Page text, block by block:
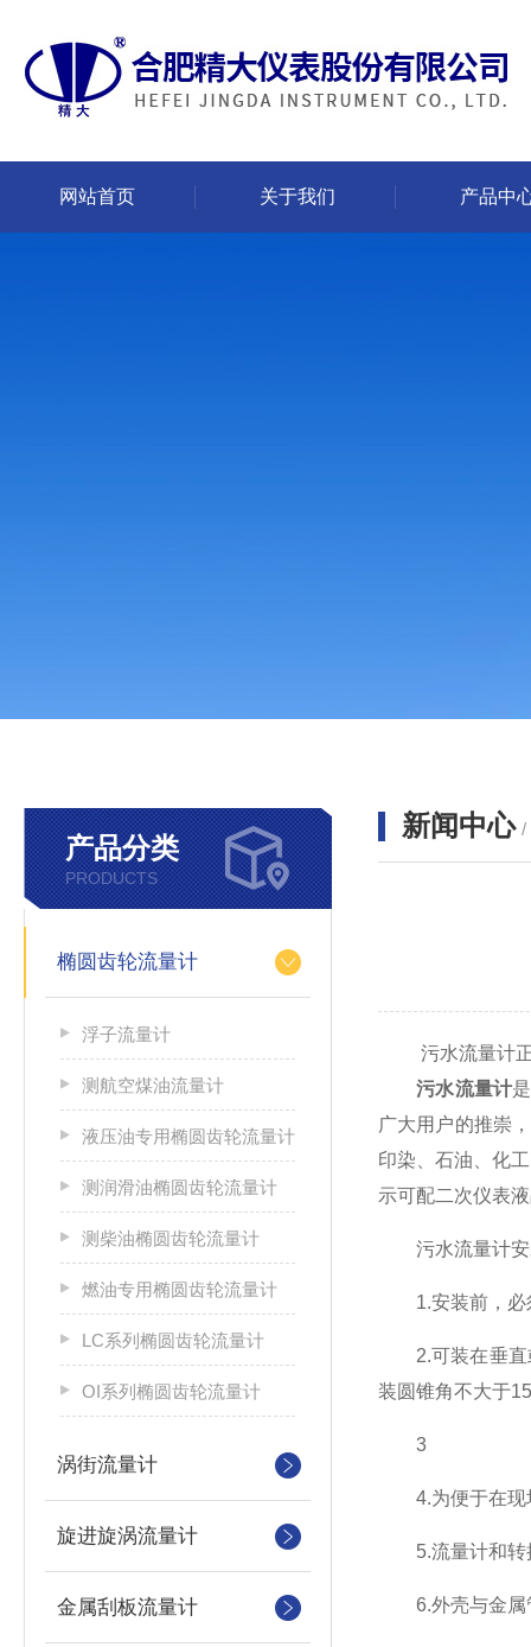
网站首页 关于我们 产品中
产品分类
PRODUCTS
椭圆齿轮流量计
浮子流量计
测航空煤油流量计
液压油专用椭圆齿轮流量计
测润滑油椭圆齿轮流量计
测柴油椭圆齿轮流量计
燃油专用椭圆齿轮流量计
LC系列椭圆齿轮流量计
OI系列椭圆齿轮流量计
涡街流量计
旋进旋涡流量计
金属刮板流量计
新闻中心 /
污水流量计正
污水流量计
广大用户的推崇
印染、石油、化
示可配二次仪表
污水流量计安
1.安装前，必须
2.可装在垂直或
装圆锥角不大于
3
4.为便于在现
5.流量计和转换
6.外壳与金属管